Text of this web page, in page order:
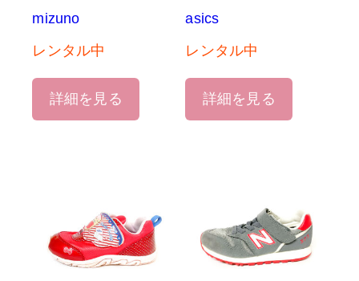
mizuno
レンタル中
詳細を見る
asics
レンタル中
詳細を見る